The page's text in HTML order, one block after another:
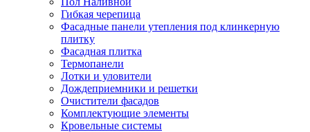
Гибкая черепица
Фасадные панели утепления под клинкерную
плитку
Фасадная плитка
Термопанели
Лотки и уловители
Дождеприемники и решетки
Очистители фасадов
Комплектующие элементы
Кровельные системы